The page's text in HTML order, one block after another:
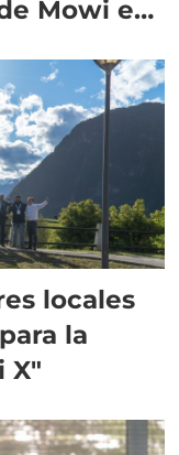
Mowi en
locales
la
X"